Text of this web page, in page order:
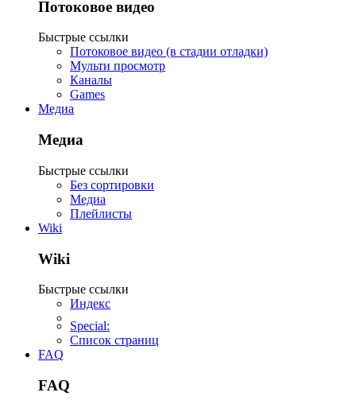
Потоковое видео
Быстрые ссылки
Потоковое видео (в стадии отладки)
Мульти просмотр
Каналы
Games
Медиа
Медиа
Быстрые ссылки
Без сортировки
Медиа
Плейлисты
Wiki
Wiki
Быстрые ссылки
Индекс
Special:
Список страниц
FAQ
FAQ